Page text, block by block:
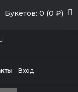
Букетов: 0 (0 ₽)
Вход